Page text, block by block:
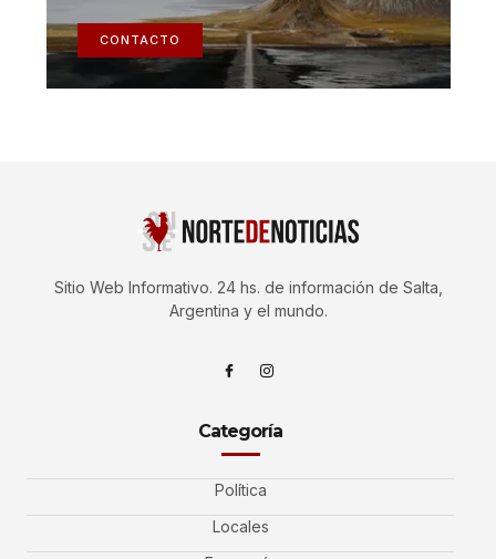
CONTACTO
Sitio Web Informativo. 24 hs. de información de Salta,
Argentina y el mundo.
Categoría
Política
Locales